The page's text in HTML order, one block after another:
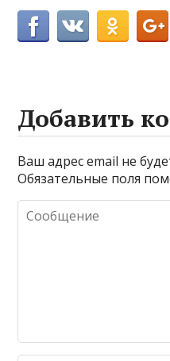
Добавить
Ваш адрес email не
Обязательные поля